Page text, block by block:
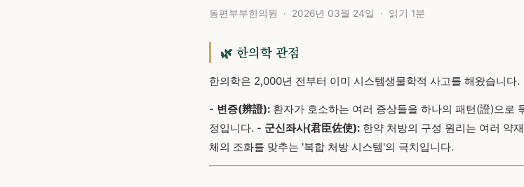
동편부부한의원 · 2026년 03월 24일 · 읽기 1분
🌿 한의학 관점
한의학은 2,000년 전부터 이미 시스템생물학적 사고를 해왔습니다.
- 변증(辨證): 환자가 호소하는 여러 증상들을 하나의 패턴(證)으로
정입니다. - 군신좌사(君臣佐使): 한약 처방의 구성 원리는 여러 약
체의 조화를 맞추는 '복합 처방 시스템'의 극치입니다.